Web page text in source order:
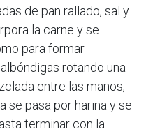
de pan rallado, sal y
la carne y se
para formar
rotando una
entre las manos,
se pasa por harina y se
terminar con la